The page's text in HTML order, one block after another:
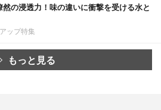
の浸透力！味の違いに衝撃を受ける水と
ップ特集
もっと見る